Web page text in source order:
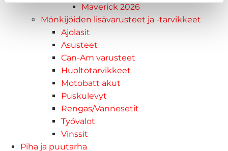
Maverick 2026
Mönkijöiden lisävarusteet ja -tarvikkeet
Ajolasit
Asusteet
Can-Am varusteet
Huoltotarvikkeet
Motobatt akut
Puskulevyt
Rengas/Vannesetit
Työvalot
Vinssit
Piha ja puutarha